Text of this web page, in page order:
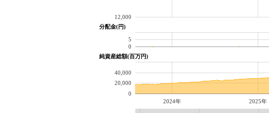
12,000
分配金(円)
0
5
純資産総額(百万円)
2024年 2025年
0
20,000
40,000